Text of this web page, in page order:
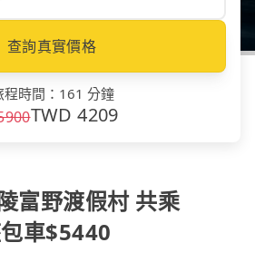
查詢真實價格
程時間 ： 161 分鐘
TWD4209
富野渡假村 共乘
車$5440